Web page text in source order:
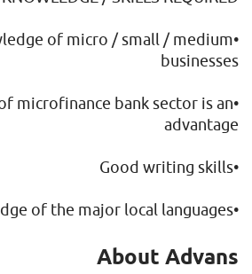
of micro / small / medium
businesses
microfinance bank sector is an
advantage
•Good writing skills
•Knowledge of the major local languages
About Advans